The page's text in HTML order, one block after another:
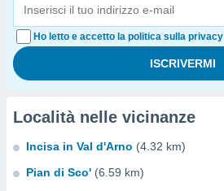
Ho letto e accetto la politica sulla privacy
Località nelle vicinanze
Incisa in Val d'Arno (4.32 km)
Pian di Sco' (6.59 km)